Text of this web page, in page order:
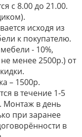
с 8.00 до 21.00.
исходя из
к покупателю.
- 10%,
менее 2500р.) от
– 1500р.
в течение 1-5
Монтаж в день
при заранее
в